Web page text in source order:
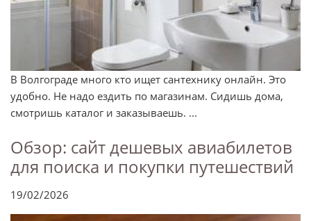
В Волгограде много кто ищет сантехнику онлайн. Это
удобно. Не надо ездить по магазинам. Сидишь дома,
смотришь каталог и заказываешь. ...
Обзор: сайт дешевых авиабилетов
для поиска и покупки путешествий
19/02/2026